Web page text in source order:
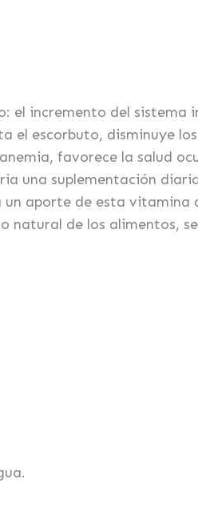
el incremento del sistema
escorbuto, disminuye
favorece la salud
una suplementación
aporte de esta vitamina
natural de los alimentos,